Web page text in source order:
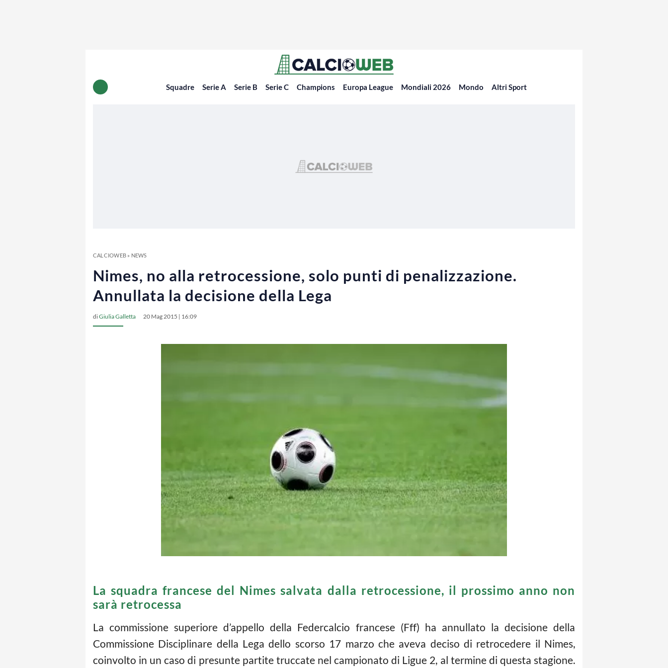
Squadre Serie A Serie B Serie C Champions Europa League Mondiali 2026 Mondo Altri Sport
CALCIOWEB» NEWS
Nimes, no alla retrocessione, solo punti di penalizzazione.
Annullata la decisione della Lega
diGiulia Galletta 20 Mag 2015 | 16:09
La squadra francese del Nimes salvata dalla retrocessione, il prossimo anno non
sarà retrocessa
La commissione superiore d’appello della Federcalcio francese (Fff) ha annullato la decisione della
Commissione Disciplinare della Lega dello scorso 17 marzo che aveva deciso di retrocedere il Nimes,
coinvolto in un caso di presunte partite truccate nel campionato di Ligue 2, al termine di questa stagione.